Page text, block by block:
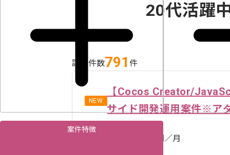
案件特徴
20代活躍
該当件数791 件
NEW
【Cocos Creator/
サイド開発運用案件※ア
円／月